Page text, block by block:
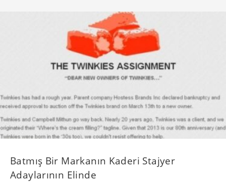
Batmış Bir Markanın Kaderi Stajyer
Adaylarının Elinde